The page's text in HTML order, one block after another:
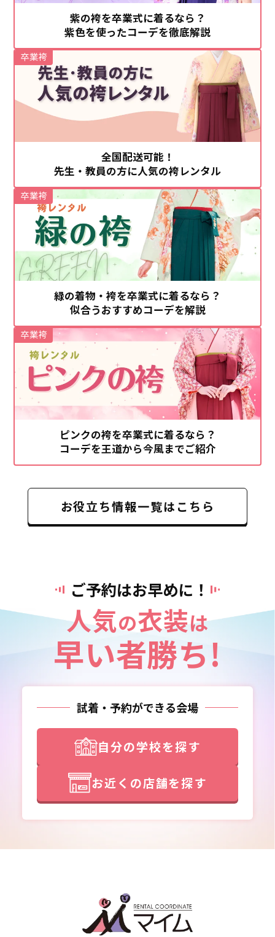
紫の袴を卒業式に着るなら？
紫色を使ったコーデを徹底解説
全国配送可能！
先生・教員の方に人気の袴レンタル
卒業袴
緑の着物・袴を卒業式に着るなら？
似合うおすすめコーデを解説
卒業袴
ピンクの袴を卒業式に着るなら？
コーデを王道から今風までご紹介
卒業袴
お役立ち情報一覧はこちら
ご予約はお早めに！
人気の衣装は
早い者勝ち!
試着・予約ができる会場
自分の学校を探す
お近くの店舗を探す